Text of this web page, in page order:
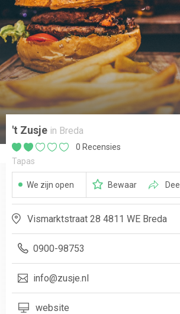
't Zusje in Breda
0 Recensies
Tapas
We zijn open Bewaar Deel
Vismarktstraat 28 4811 WE Breda
0900-98753
info@zusje.nl
website